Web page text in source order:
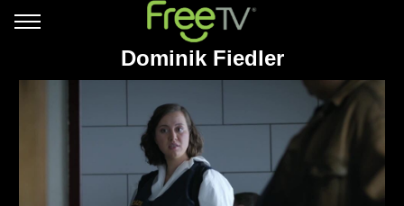
Dominik Fiedler